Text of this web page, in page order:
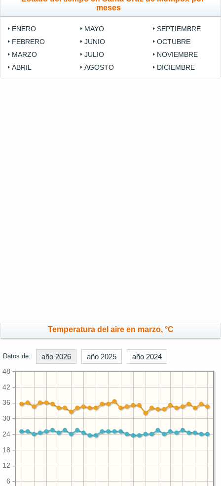
meses
ENERO
FEBRERO
MARZO
ABRIL
MAYO
JUNIO
JULIO
AGOSTO
SEPTIEMBRE
OCTUBRE
NOVIEMBRE
DICIEMBRE
Temperatura del aire en marzo, °C
Datos de: año 2026 año 2025 año 2024
6
12
18
24
30
36
42
48